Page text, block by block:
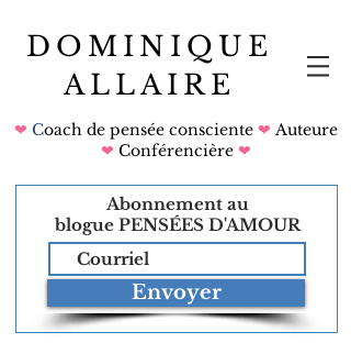
DOMINIQUE
ALLAIRE
❤ Coach de pensée consciente ❤ Auteure
❤ Conférencière ❤
Abonnement au
blogue PENSÉES D'AMOUR
Envoyer